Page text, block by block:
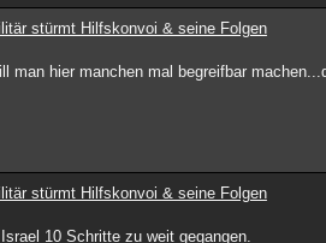
stürmt Hilfskonvoi & seine Folgen
man hier manchen mal begreifbar
stürmt Hilfskonvoi & seine Folgen
10 Schritte zu weit gegangen.